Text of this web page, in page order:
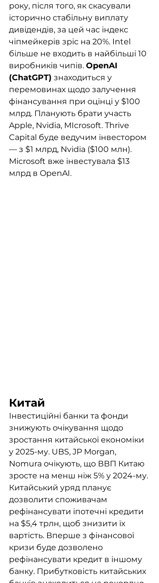
року, після того, як скасували
історично стабільну виплату
дивідендів, за цей час індекс
чіпмейкерів зріс на 20%. Intel
більше не входить в найбільші 10
виробників чипів. OpenAI
(ChatGPT) знаходиться у
перемовинах щодо залучення
фінансування при оцінці у $100
млрд. Планують брати участь
Apple, Nvidia, MIcrosoft. Thrive
Capital буде ведучим інвестором
— з $1 млрд, Nvidia ($100 млн).
Microsoft вже інвестувала $13
млрд в OpenAI.
Китай
Інвестиційні банки та фонди
знижують очікування щодо
зростання китайської економіки
у 2025-му. UBS, JP Morgan,
Nomura очікують, що ВВП Китаю
зросте на менш ніж 5% у 2024-му.
Китайський уряд планує
дозволити споживачам
рефінансувати іпотечні кредити
на $5,4 трлн, щоб знизити їх
вартість. Вперше з фінансової
кризи буде дозволено
рефінансувати кредит в іншому
банку. Прибутковість китайських